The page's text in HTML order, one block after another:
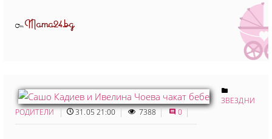
ОтMama24.bg
ЗВЕЗДНИ
РОДИТЕЛИ
31.05 21:00 7388 0